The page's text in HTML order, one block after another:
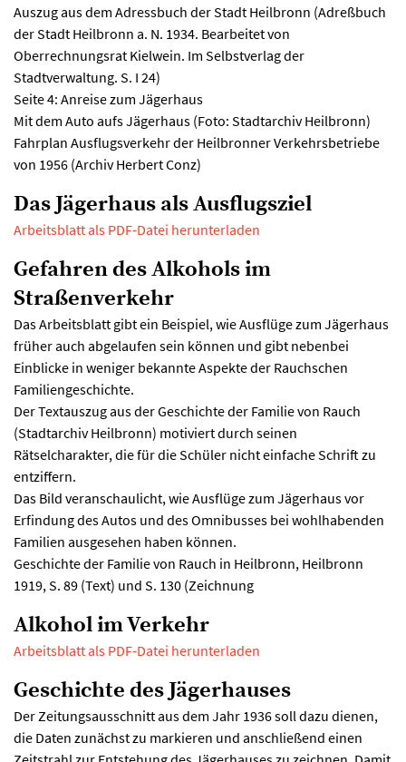
Auszug aus dem Adressbuch der Stadt Heilbronn (Adreßbuch
der Stadt Heilbronn a. N. 1934. Bearbeitet von
Oberrechnungsrat Kielwein. Im Selbstverlag der
Stadtverwaltung. S. I 24)
Seite 4: Anreise zum Jägerhaus
Mit dem Auto aufs Jägerhaus (Foto: Stadtarchiv Heilbronn)
Fahrplan Ausflugsverkehr der Heilbronner Verkehrsbetriebe
von 1956 (Archiv Herbert Conz)
Das Jägerhaus als Ausflugsziel
Arbeitsblatt als PDF-Datei herunterladen
Gefahren des Alkohols im
Straßenverkehr
Das Arbeitsblatt gibt ein Beispiel, wie Ausflüge zum Jägerhaus
früher auch abgelaufen sein können und gibt nebenbei
Einblicke in weniger bekannte Aspekte der Rauchschen
Familiengeschichte.
Der Textauszug aus der Geschichte der Familie von Rauch
(Stadtarchiv Heilbronn) motiviert durch seinen
Rätselcharakter, die für die Schüler nicht einfache Schrift zu
entziffern.
Das Bild veranschaulicht, wie Ausflüge zum Jägerhaus vor
Erfindung des Autos und des Omnibusses bei wohlhabenden
Familien ausgesehen haben können.
Geschichte der Familie von Rauch in Heilbronn, Heilbronn
1919, S. 89 (Text) und S. 130 (Zeichnung
Alkohol im Verkehr
Arbeitsblatt als PDF-Datei herunterladen
Geschichte des Jägerhauses
Der Zeitungsausschnitt aus dem Jahr 1936 soll dazu dienen,
die Daten zunächst zu markieren und anschließend einen